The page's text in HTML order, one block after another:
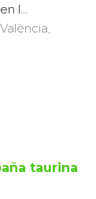
l...
taurina